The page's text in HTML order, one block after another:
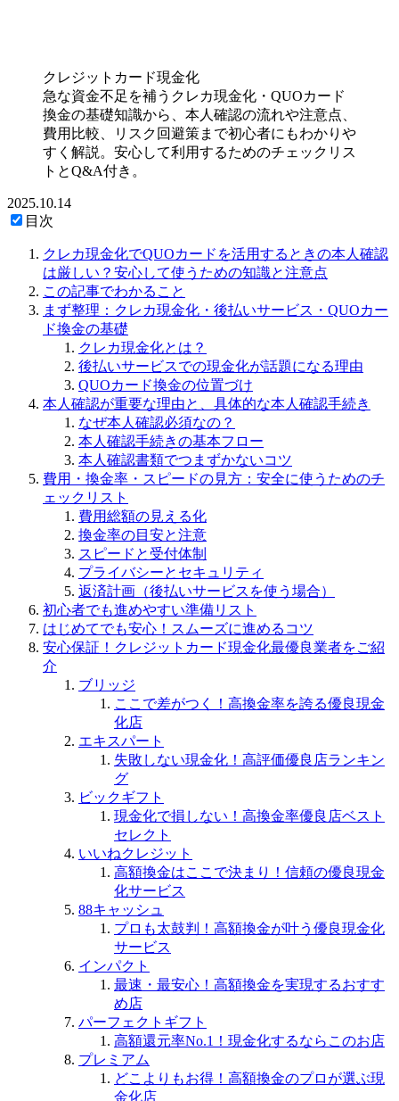
クレジットカード現金化
急な資金不足を補うクレカ現金化・QUOカード
換金の基礎知識から、本人確認の流れや注意点、
費用比較、リスク回避策まで初心者にもわかりや
すく解説。安心して利用するためのチェックリス
トとQ&A付き。
2025.10.14
目次
クレカ現金化でQUOカードを活用するときの本人確認
は厳しい？安心して使うための知識と注意点
この記事でわかること
まず整理：クレカ現金化・後払いサービス・QUOカー
ド換金の基礎
クレカ現金化とは？
後払いサービスでの現金化が話題になる理由
QUOカード換金の位置づけ
本人確認が重要な理由と、具体的な本人確認手続き
なぜ本人確認必須なの？
本人確認手続きの基本フロー
本人確認書類でつまずかないコツ
費用・換金率・スピードの見方：安全に使うためのチ
ェックリスト
費用総額の見える化
換金率の目安と注意
スピードと受付体制
プライバシーとセキュリティ
返済計画（後払いサービスを使う場合）
初心者でも進めやすい準備リスト
はじめてでも安心！スムーズに進めるコツ
安心保証！クレジットカード現金化最優良業者をご紹
介
ブリッジ
ここで差がつく！高換金率を誇る優良現金
化店
エキスパート
失敗しない現金化！高評価優良店ランキン
グ
ビックギフト
現金化で損しない！高換金率優良店ベスト
セレクト
いいねクレジット
高額換金はここで決まり！信頼の優良現金
化サービス
88キャッシュ
プロも太鼓判！高額換金が叶う優良現金化
サービス
インパクト
最速・最安心！高額換金を実現するおすす
め店
パーフェクトギフト
高額還元率No.1！現金化するならこのお店
プレミアム
どこよりもお得！高額換金のプロが選ぶ現
金化店